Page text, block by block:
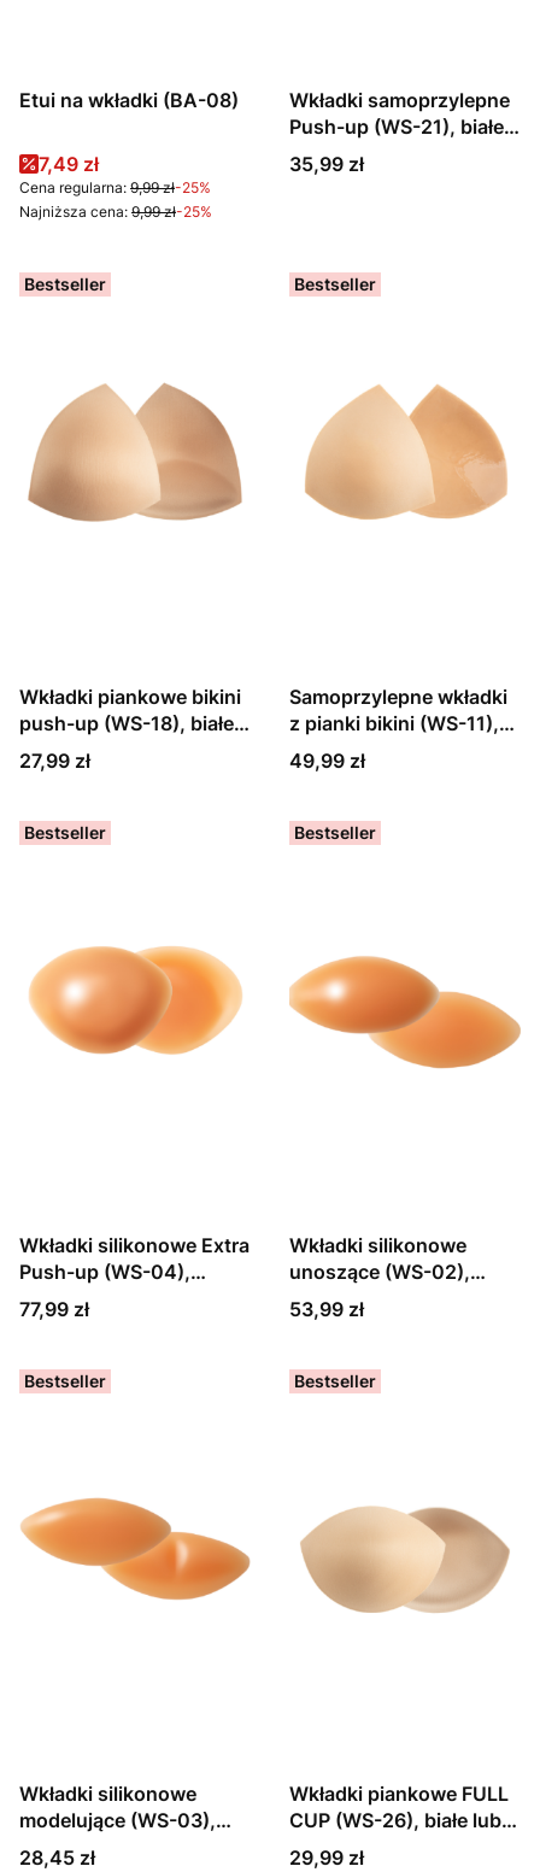
Etui na wkładki (BA-08)
Cena promocyjna
7,49 zł
Cena regularna: 9,99 zł-25%
Najniższa cena: 9,99 zł-25%
Wkładki samoprzylepne
Push-up (WS-21), białe,
czarne lub beżowe
Cena
35,99 zł
Bestseller
Wkładki piankowe bikini
push-up (WS-18), białe,
czarne lub beżowe
Cena
27,99 zł
Bestseller
Samoprzylepne wkładki
z pianki bikini (WS-11),
beżowe
Cena
49,99 zł
Bestseller
Wkładki silikonowe Extra
Push-up (WS-04),
cieliste
Cena
77,99 zł
Bestseller
Wkładki silikonowe
unoszące (WS-02),
cieliste
Cena
53,99 zł
Bestseller
Wkładki silikonowe
modelujące (WS-03),
cieliste
Cena
28,45 zł
Bestseller
Wkładki piankowe FULL
CUP (WS-26), białe lub
beżowe
Cena
29,99 zł